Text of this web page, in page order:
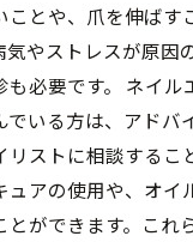
ことや、爪を伸ばす
気やストレスが原因
も必要です。 ネイル
でいる方は、アドバ
ストに相談するこ
ュアの使用や、オイ
とができます。これ